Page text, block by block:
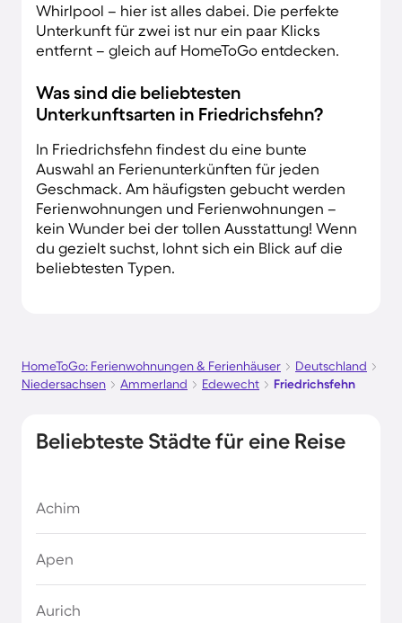
Whirlpool – hier ist alles dabei. Die perfekte
Unterkunft für zwei ist nur ein paar Klicks
entfernt – gleich auf HomeToGo entdecken.
Was sind die beliebtesten
Unterkunftsarten in Friedrichsfehn?
In Friedrichsfehn findest du eine bunte
Auswahl an Ferienunterkünften für jeden
Geschmack. Am häufigsten gebucht werden
Ferienwohnungen und Ferienwohnungen –
kein Wunder bei der tollen Ausstattung! Wenn
du gezielt suchst, lohnt sich ein Blick auf die
beliebtesten Typen.
HomeToGo: Ferienwohnungen & Ferienhäuser
Deutschland
Niedersachsen
Ammerland Edewecht Friedrichsfehn
Beliebteste Städte für eine Reise
Achim
Apen
Aurich